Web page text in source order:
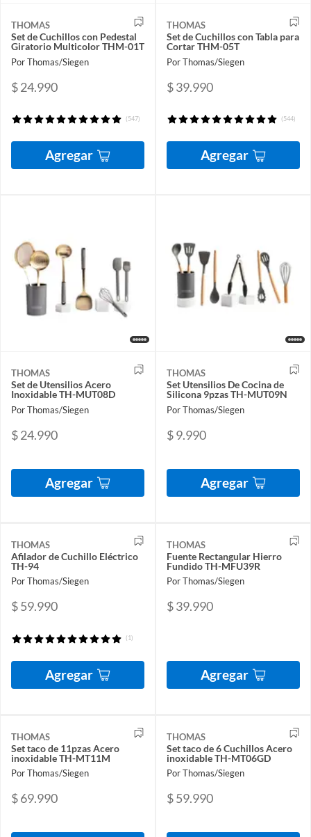
THOMAS
Set de Cuchillos con Pedestal
Giratorio Multicolor THM-01T
Por Thomas/Siegen
$ 24.990
(547)
Agregar
THOMAS
Set de Cuchillos con Tabla para
Cortar THM-05T
Por Thomas/Siegen
$ 39.990
(544)
Agregar
THOMAS
Set de Utensilios Acero
Inoxidable TH-MUT08D
Por Thomas/Siegen
$ 24.990
Agregar
THOMAS
Set Utensilios De Cocina de
Silicona 9pzas TH-MUT09N
Por Thomas/Siegen
$ 9.990
Agregar
THOMAS
Afilador de Cuchillo Eléctrico
TH-94
Por Thomas/Siegen
$ 59.990
(1)
Agregar
THOMAS
Fuente Rectangular Hierro
Fundido TH-MFU39R
Por Thomas/Siegen
$ 39.990
Agregar
THOMAS
Set taco de 11pzas Acero
inoxidable TH-MT11M
Por Thomas/Siegen
$ 69.990
THOMAS
Set taco de 6 Cuchillos Acero
inoxidable TH-MT06GD
Por Thomas/Siegen
$ 59.990